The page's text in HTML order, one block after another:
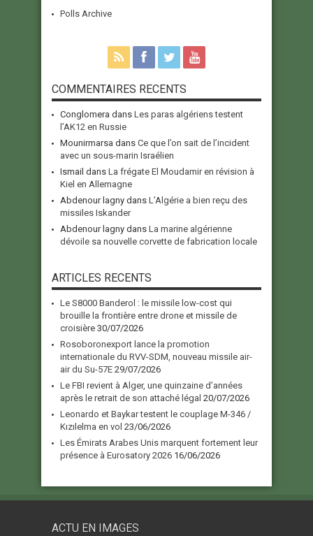
Polls Archive
COMMENTAIRES RECENTS
Conglomera dans Les paras algériens testent
l’AK12 en Russie
Mounirmarsa dans Ce que l’on sait de l’incident
avec un sous-marin Israélien
Ismail dans La frégate El Moudamir en révision à
Kiel en Allemagne
Abdenour lagny dans L’Algérie a bien reçu des
missiles Iskander
Abdenour lagny dans La marine algérienne
dévoile sa nouvelle corvette de fabrication locale
ARTICLES RECENTS
Le S8000 Banderol : le missile low-cost qui
brouille la frontière entre drone et missile de
croisière 30/07/2026
Rosoboronexport lance la promotion
internationale du RVV-SDM, nouveau missile air-
air du Su-57E 29/07/2026
Le FBI revient à Alger, une quinzaine d’années
après le retrait de son attaché légal 20/07/2026
Leonardo et Baykar testent le couplage M-346 /
Kızılelma en vol 23/06/2026
Les Émirats Arabes Unis marquent fortement leur
présence à Eurosatory 2026 16/06/2026
ACTU EN IMAGES